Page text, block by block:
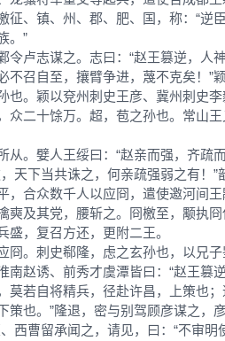
征、镇、州、郡、肥、国，称：“逆
。”
卢志谋之。志曰：“赵王篡逆，人
不召自至，攘臂争进，蔑不克矣！”
也。颖以兗州刺史王彦、冀州刺史
众二十馀万。超，苞之孙也。常山
。嬖人王绥曰：“赵亲而强，齐疏
天下当共诛之，何亲疏强弱之有！”
合众数千人以应冏，遣使邀河间王
奭及其党，腰斩之。冏檄至，颙执
盛，复召方还，更附二王。
。刺史郗隆，虑之玄孙也，以兄子
南赵诱、前秀才虞潭皆曰：“赵王篡
莫若自将精兵，径赴许昌，上策也
策也。”隆退，密与别驾顾彦谋之，
西曹留承闻之，请见，曰：“不审明